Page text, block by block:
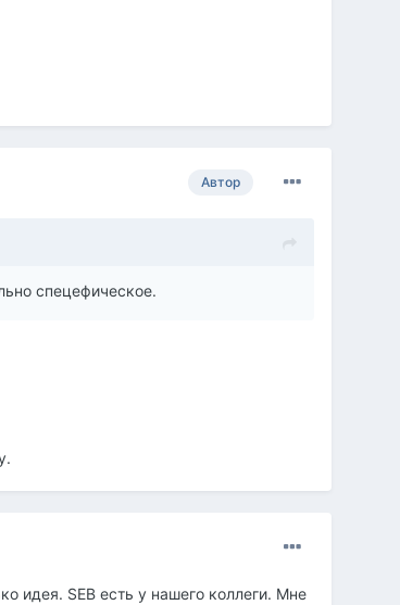
Автор
спецефическое.
идея. SEB есть у нашего коллеги. Мне